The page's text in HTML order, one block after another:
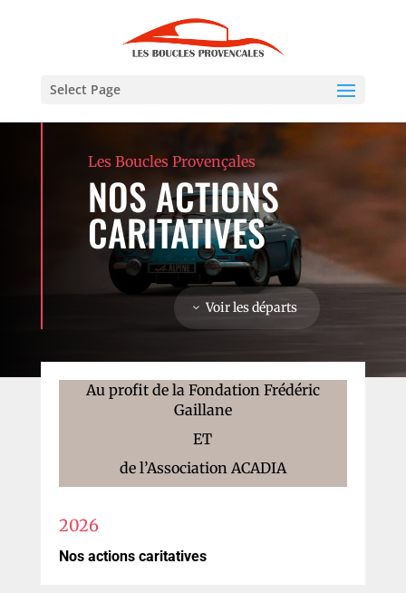
Select Page
Les Boucles Provençales
NOS ACTIONS
CARITATIVES
Voir les départs
Au profit de la Fondation Frédéric
Gaillane
ET
de l’Association ACADIA
2026
Nos actions caritatives